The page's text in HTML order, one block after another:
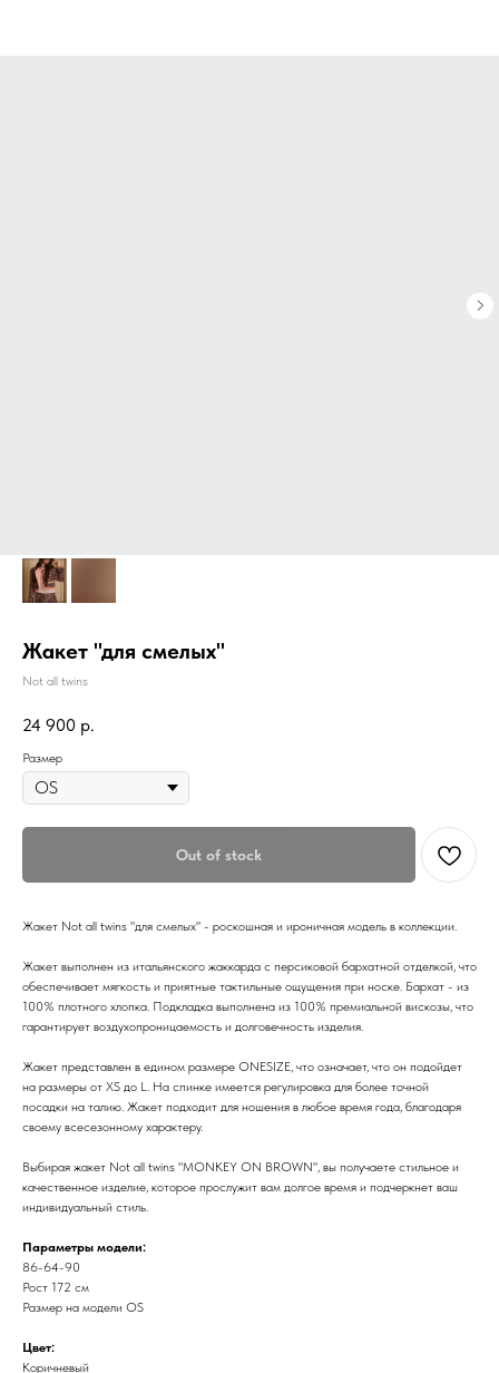
Жакет "для смелых"
Not all twins
24 900 р.
Размер
Out of stock
Жакет Not all twins "для смелых" - роскошная и ироничная модель в коллекции.
Жакет выполнен из итальянского жаккарда с персиковой бархатной отделкой, что
обеспечивает мягкость и приятные тактильные ощущения при носке. Бархат - из
100% плотного хлопка. Подкладка выполнена из 100% премиальной вискозы, что
гарантирует воздухопроницаемость и долговечность изделия.
Жакет представлен в едином размере ONESIZE, что означает, что он подойдет
на размеры от XS до L. На спинке имеется регулировка для более точной
посадки на талию. Жакет подходит для ношения в любое время года, благодаря
своему всесезонному характеру.
Выбирая жакет Not all twins "MONKEY ON BROWN", вы получаете стильное и
качественное изделие, которое прослужит вам долгое время и подчеркнет ваш
индивидуальный стиль.
Параметры модели:
86-64-90
Рост 172 см
Размер на модели OS
Цвет:
Коричневый